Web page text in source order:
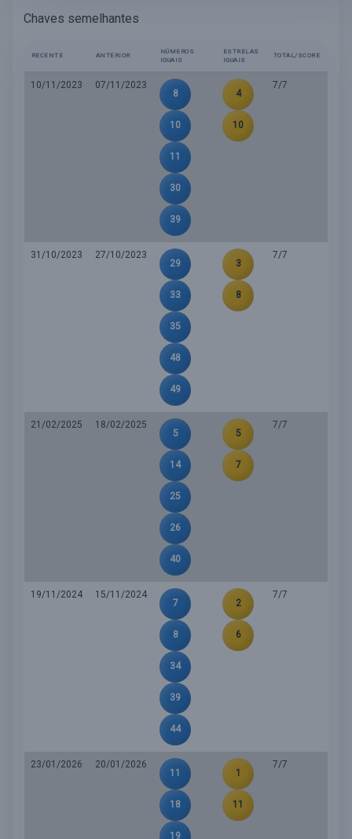
Chaves semelhantes
RECENTE ANTERIOR
NÚMEROS
IGUAIS
ESTRELAS
IGUAIS
TOTAL/SCORE
10/11/2023
07/11/2023
8
10
11
30
39
4
10
7/7
31/10/2023
27/10/2023
29
33
35
48
49
3
8
7/7
21/02/2025
18/02/2025
5
14
25
26
40
5
7
7/7
19/11/2024
15/11/2024
7
8
34
39
44
2
6
7/7
23/01/2026
20/01/2026
11
18
19
1
11
7/7